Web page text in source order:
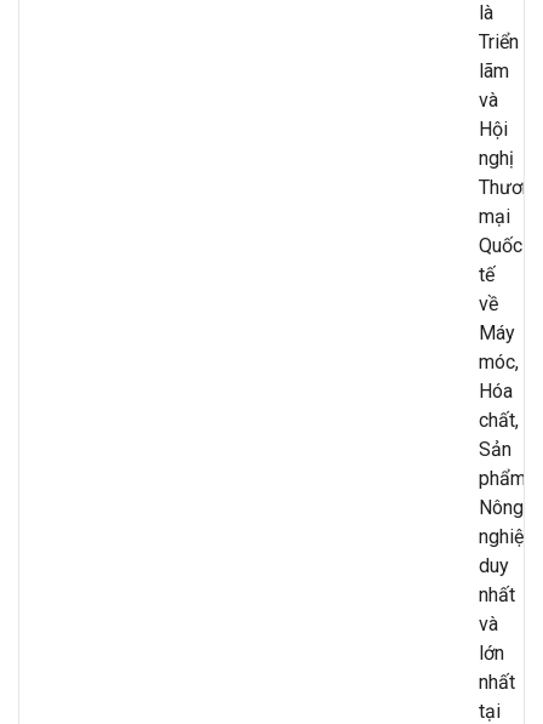
là
Triển
lãm
và
Hội
nghị
Thương
mại
Quốc
tế
về
Máy
móc,
Hóa
chất,
Sản
phẩm
Nông
nghiệp
duy
nhất
và
lớn
nhất
tại